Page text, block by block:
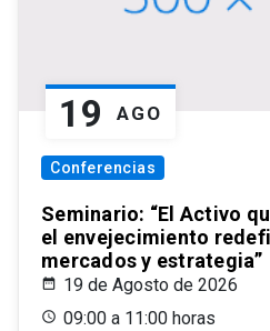
19 AGO
Conferencias
Seminario: “El Activo
el envejecimiento
mercados y estrategia”
19 de Agosto de 2026
09:00 a 11:00 horas